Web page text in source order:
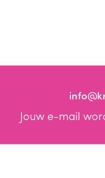
Jouw e-mail